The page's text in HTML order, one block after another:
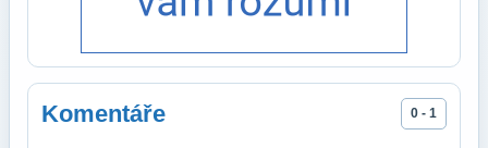
Komentáře 0 - 1